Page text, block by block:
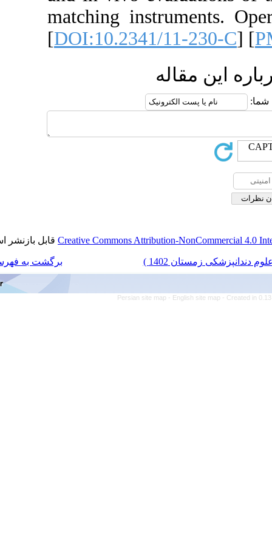
matching
[DOI:10.2341/11-
Creative Commons Attribution-قابل بازنشر است.
برگشت به فهرست نسخه ها
Persian site map -English